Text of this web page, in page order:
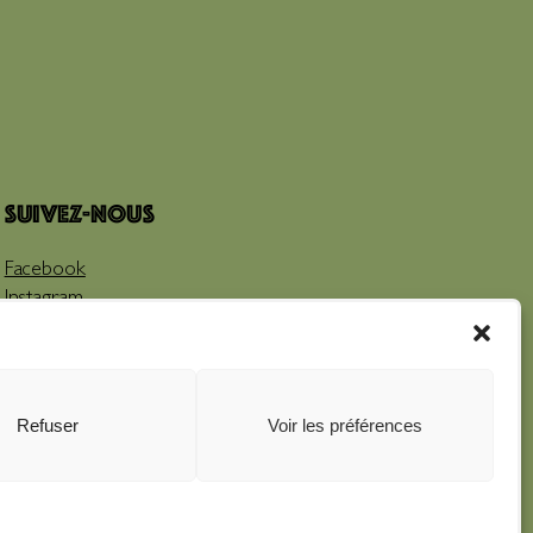
Refuser Voir les préférences
Suivez-nous
Facebook
Instagram